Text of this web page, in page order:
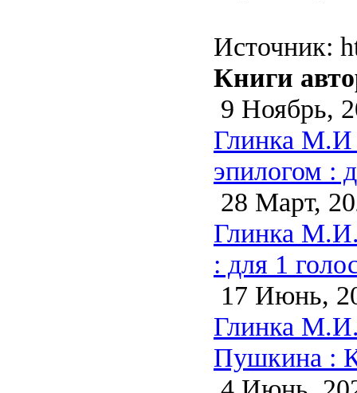
Источник:
Книги
9 Ноябрь,
Глинка М.И
эпилогом :
28 Март,
Глинка
: для 1
17 Июнь,
Глинка
Пушкина :